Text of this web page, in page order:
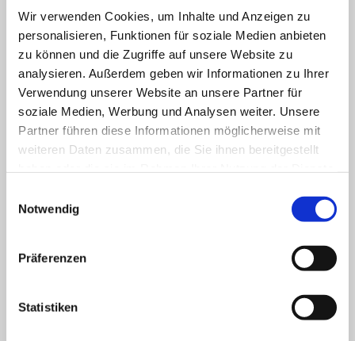
Wir verwenden Cookies, um Inhalte und Anzeigen zu
personalisieren, Funktionen für soziale Medien anbieten
zu können und die Zugriffe auf unsere Website zu
analysieren. Außerdem geben wir Informationen zu Ihrer
Verwendung unserer Website an unsere Partner für
soziale Medien, Werbung und Analysen weiter. Unsere
Partner führen diese Informationen möglicherweise mit
weiteren Daten zusammen, die Sie ihnen bereitgestellt
Notwendig
Präferenzen
Statistiken
Maler- und Tapezierarbeiten
Hochwertige Maltechniken
Exklusive Wandbekleidungen
Bodenbelagsarbeiten